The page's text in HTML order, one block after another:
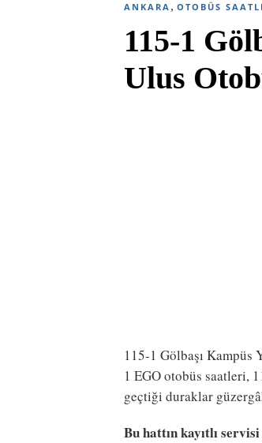
ANKARA , OTOBÜS
115-1
Ulus
115-1 Gölbaşı Kampüs
1 EGO otobüs saatleri,
geçtiği duraklar
Bu hattın kayıtlı